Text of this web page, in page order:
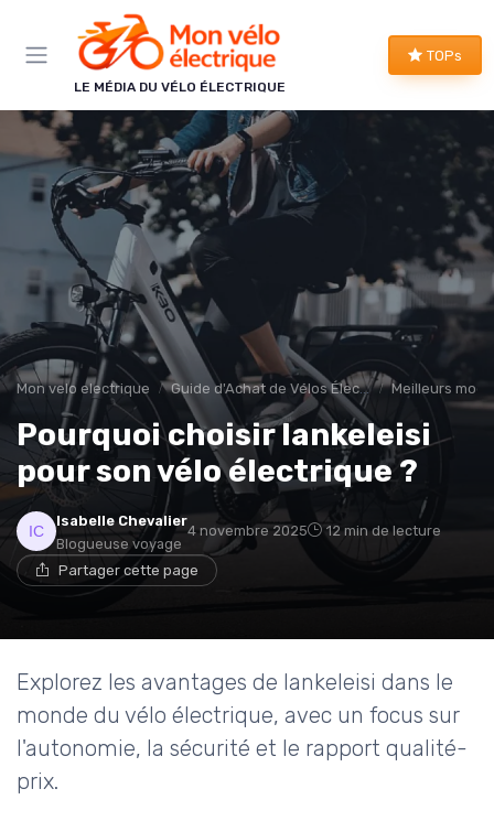
LE MÉDIA DU VÉLO ÉLECTRIQUE
TOPs
Mon velo electrique Guide d'Achat de Vélos Électriques Meilleurs
Pourquoi choisir lankeleisi
pour son vélo électrique ?
Isabelle Chevalier
Blogueuse voyage
4 novembre 2025 12 min de lecture
Partager cette page
Explorez les avantages de lankeleisi dans le
monde du vélo électrique, avec un focus sur
l'autonomie, la sécurité et le rapport qualité-
prix.
Panneau de gestion des cookies